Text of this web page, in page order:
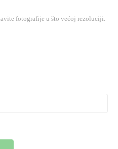
fotografije u što većoj rezoluciji.